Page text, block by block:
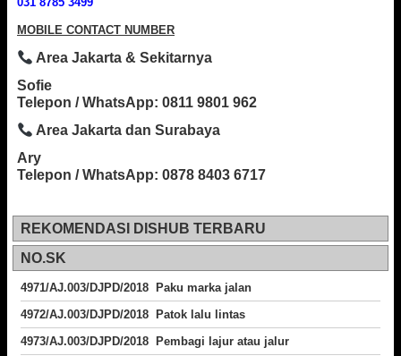
MOBILE CONTACT NUMBER
Area Jakarta & Sekitarnya
Sofie
Telepon / WhatsApp: 0811 9801 962
Area Jakarta dan Surabaya
Ary
Telepon / WhatsApp: 0878 8403 6717
REKOMENDASI DISHUB TERBARU
NO.SK
4971/AJ.003/DJPD/2018 Paku marka jalan
4972/AJ.003/DJPD/2018 Patok lalu lintas
4973/AJ.003/DJPD/2018
Pembagi lajur atau jalur